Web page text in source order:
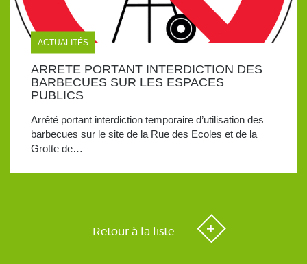
ACTUALITÉS
ARRETE PORTANT INTERDICTION DES
BARBECUES SUR LES ESPACES
PUBLICS
Arrêté portant interdiction temporaire d’utilisation des
barbecues sur le site de la Rue des Ecoles et de la
Grotte de…
Retour à la liste